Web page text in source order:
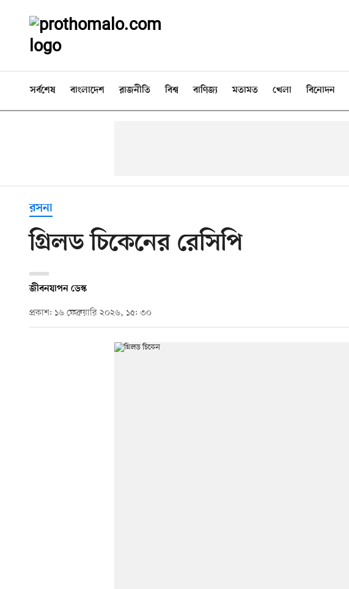
সর্বশেষ বাংলাদেশ রাজনীতি বিশ্ব বাণিজ্য মতামত খেলা বিনোদন
রসনা
গ্রিলড চিকেনের রেসিপি
জীবনযাপন ডেস্ক
প্রকাশ: ১৬ ফেব্রুয়ারি ২০২৬, ১৫: ৩০